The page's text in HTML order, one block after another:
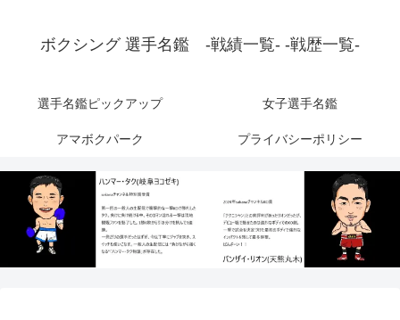
ボクシング 選手名鑑 -戦績一覧- -戦歴一覧-
選手名鑑ピックアップ 女子選手名鑑
アマボクパーク プライバシーポリシー